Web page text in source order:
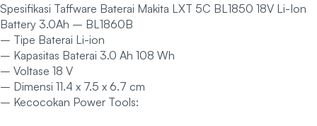
Spesifikasi Taffware Baterai Makita LXT 5C BL1850 18V Li-Ion
Battery 3.0Ah – BL1860B
– Tipe Baterai Li-ion
– Kapasitas Baterai 3.0 Ah 108 Wh
– Voltase 18 V
– Dimensi 11.4 x 7.5 x 6.7 cm
– Kecocokan Power Tools: